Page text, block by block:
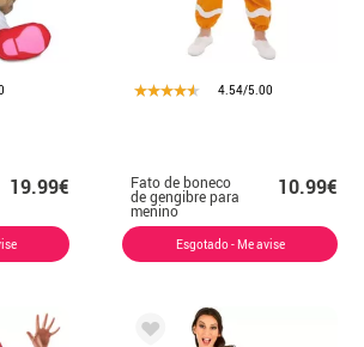
19.99€
4.54/5.00
Fato de boneco
de gengibre para
menino
10.99€
Esgotado - Me avise